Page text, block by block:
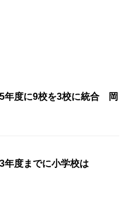
度に9校を3校に統合 岡
度までに小学校は